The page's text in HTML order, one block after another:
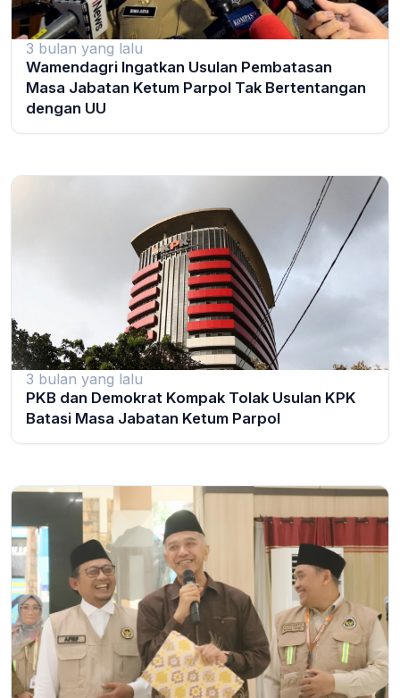
3 bulan yang lalu
Wamendagri Ingatkan Usulan Pembatasan
Masa Jabatan Ketum Parpol Tak Bertentangan
dengan UU
3 bulan yang lalu
PKB dan Demokrat Kompak Tolak Usulan KPK
Batasi Masa Jabatan Ketum Parpol